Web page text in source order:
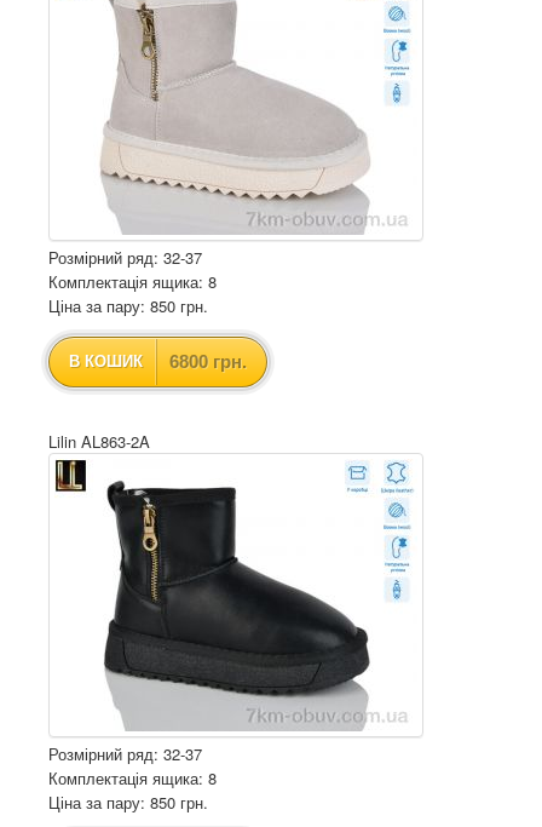
Розмірний ряд: 32-37
Комплектація ящика: 8
Ціна за пару: 850 грн.
В КОШИК 6800 грн.
Lilin AL863-2A
Розмірний ряд: 32-37
Комплектація ящика: 8
Ціна за пару: 850 грн.